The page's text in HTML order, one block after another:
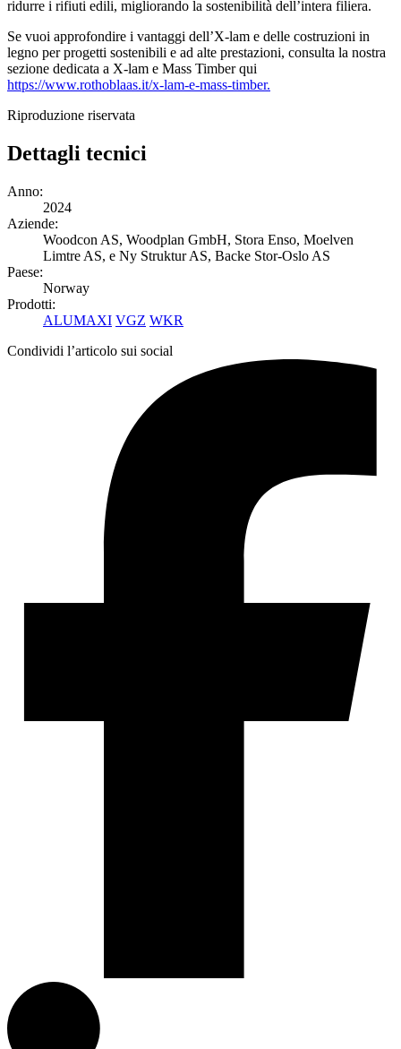
ridurre i rifiuti edili, migliorando la sostenibilità dell’intera filiera.
Se vuoi approfondire i vantaggi dell’X-lam e delle costruzioni in
legno per progetti sostenibili e ad alte prestazioni, consulta la nostra
sezione dedicata a X-lam e Mass Timber qui
https://www.rothoblaas.it/x-lam-e-mass-timber.
Riproduzione riservata
Dettagli tecnici
Anno:
2024
Aziende:
Woodcon AS, Woodplan GmbH, Stora Enso, Moelven
Limtre AS, e Ny Struktur AS, Backe Stor-Oslo AS
Paese:
Norway
Prodotti:
ALUMAXI VGZ WKR
Condividi l’articolo sui social